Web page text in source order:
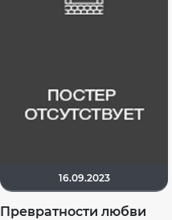
16.09.2023
Превратности любви